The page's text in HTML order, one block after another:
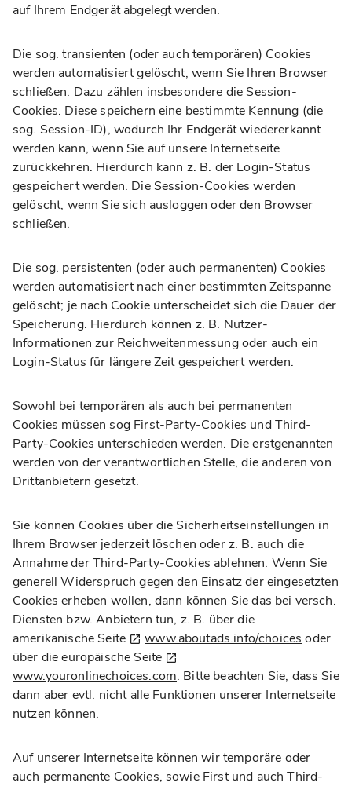
auf Ihrem Endgerät abgelegt werden.
Die sog. transienten (oder auch temporären) Cookies
werden automatisiert gelöscht, wenn Sie Ihren Browser
schließen. Dazu zählen insbesondere die Session-
Cookies. Diese speichern eine bestimmte Kennung (die
sog. Session-ID), wodurch Ihr Endgerät wiedererkannt
werden kann, wenn Sie auf unsere Internetseite
zurückkehren. Hierdurch kann z. B. der Login-Status
gespeichert werden. Die Session-Cookies werden
gelöscht, wenn Sie sich ausloggen oder den Browser
schließen.
Die sog. persistenten (oder auch permanenten) Cookies
werden automatisiert nach einer bestimmten Zeitspanne
gelöscht; je nach Cookie unterscheidet sich die Dauer der
Speicherung. Hierdurch können z. B. Nutzer-
Informationen zur Reichweitenmessung oder auch ein
Login-Status für längere Zeit gespeichert werden.
Sowohl bei temporären als auch bei permanenten
Cookies müssen sog First-Party-Cookies und Third-
Party-Cookies unterschieden werden. Die erstgenannten
werden von der verantwortlichen Stelle, die anderen von
Drittanbietern gesetzt.
Sie können Cookies über die Sicherheitseinstellungen in
Ihrem Browser jederzeit löschen oder z. B. auch die
Annahme der Third-Party-Cookies ablehnen. Wenn Sie
generell Widerspruch gegen den Einsatz der eingesetzten
Cookies erheben wollen, dann können Sie das bei versch.
Diensten bzw. Anbietern tun, z. B. über die
amerikanische Seite
www.aboutads.info/choices oder
über die europäische Seite
www.youronlinechoices.com. Bitte beachten Sie, dass Sie
dann aber evtl. nicht alle Funktionen unserer Internetseite
nutzen können.
Auf unserer Internetseite können wir temporäre oder
auch permanente Cookies, sowie First und auch Third-